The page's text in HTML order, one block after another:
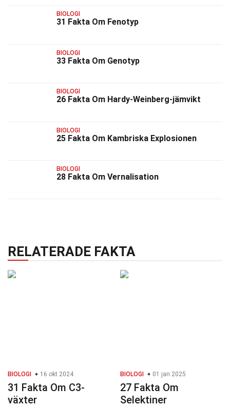
BIOLOGI
31 Fakta Om Fenotyp
BIOLOGI
33 Fakta Om Genotyp
BIOLOGI
26 Fakta Om Hardy-Weinberg-jämvikt
BIOLOGI
25 Fakta Om Kambriska Explosionen
BIOLOGI
28 Fakta Om Vernalisation
RELATERADE FAKTA
BIOLOGI 16 okt 2024
31 Fakta Om C3-
växter
BIOLOGI 01 jan 2025
27 Fakta Om
Selektiner